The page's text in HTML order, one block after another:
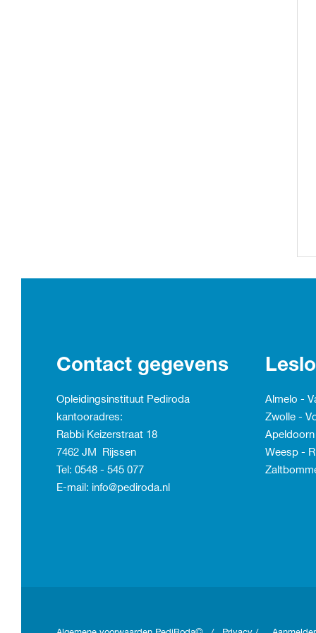
Contact gegevens
Opleidingsinstituut Pediroda
kantooradres:
Rabbi Keizerstraat 18
7462 JM Rijssen
Tel: 0548 - 545 077
E-mail: info@pediroda.nl
Almelo -
Zwolle -
Weesp -